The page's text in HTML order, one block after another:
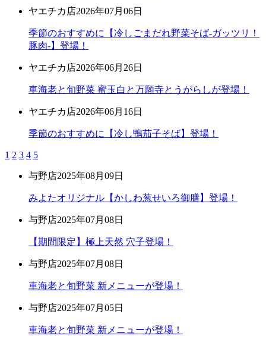
ヤエチカ店2026年07月06日
季節のおすすめに【冷しごまだれ野菜そば-ガッツリ！
豚肉-】登場！
ヤエチカ店2026年06月26日
車海老と旬野菜 蜜玉白と万願寺とうがらしが登場！
ヤエチカ店2026年06月16日
季節のおすすめに【冷し鴨茄子そば】登場！
1 2 3 4 5
与野店2025年08月09日
みよたオリジナル【かしわ葱せいろ御膳】登場！
与野店2025年07月08日
【期間限定】極上天然 穴子登場！
与野店2025年07月08日
車海老と旬野菜 新メニューが登場！
与野店2025年07月05日
車海老と旬野菜 新メニューが登場！